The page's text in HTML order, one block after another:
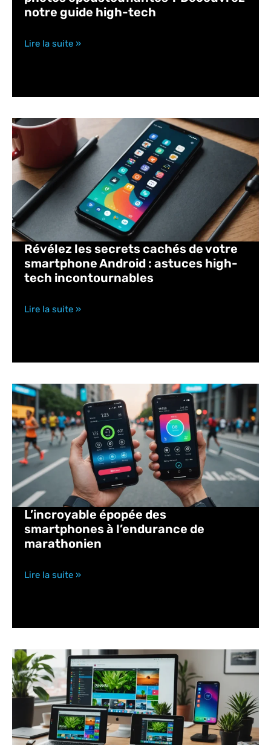
notre guide high-tech
Lire la suite »
Révélez les secrets cachés de votre
smartphone Android : astuces high-
tech incontournables
Lire la suite »
L’incroyable épopée des
smartphones à l’endurance de
marathonien
Lire la suite »